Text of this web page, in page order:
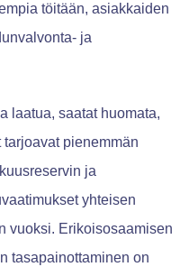
töitään, asiakkaiden
ja
laatua, saatat huomata,
pienemmän
ja
yhteisen
vuoksi. Erikoisosaamisen
tasapainottaminen on